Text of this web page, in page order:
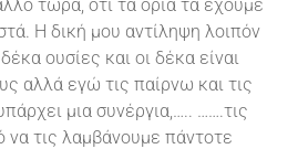
τώρα, ότι τα όρια τα έχουμε
Η δική μου αντίληψη λοιπόν
ουσίες και οι δέκα είναι
αλλά εγώ τις παίρνω και τις
μια συνέργια,….. …….τις
να τις λαμβάνουμε πάντοτε